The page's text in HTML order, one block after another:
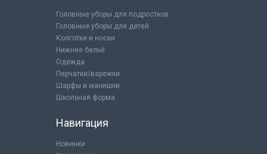
Головные уборы для подростков
Головные уборы для детей
Колготки и носки
Нижнее бельё
Одежда
Перчатки/варежки
Шарфы и манишки
Школьная форма
Навигация
Новинки